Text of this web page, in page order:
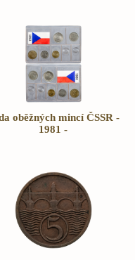
oběžných mincí ČSSR -
1981 -